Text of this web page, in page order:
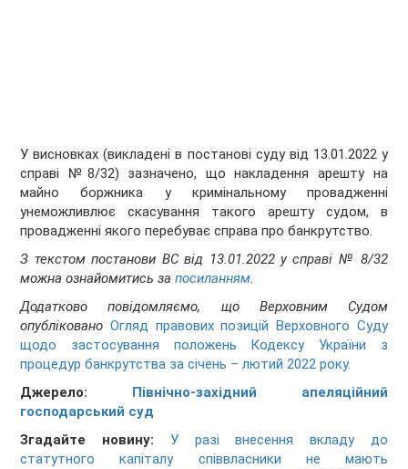
У висновках (викладені в постанові суду від 13.01.2022 у
справі №8/32) зазначено, що накладення арешту на
майно боржника у кримінальному провадженні
унеможливлює скасування такого арешту судом, в
провадженні якого перебуває справа про банкрутство.
З текстом постанови ВС від 13.01.2022 у справі № 8/32
можна ознайомитись запосиланням.
Додатково повідомляємо, що Верховним Судом
опублікованоОгляд правових позицій Верховного Суду
щодо застосування положень Кодексу України з
процедур банкрутства за січень – лютий 2022 року.
Джерело: Північно-західний апеляційний
господарський суд
Згадайте новину:
У разі внесення вкладу до
статутного капіталу співвласники не мають